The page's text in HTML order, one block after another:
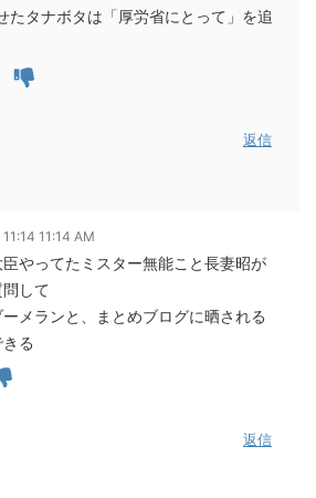
たタナボタは「厚労省にとって」を追
返信
11:14 AM
やってたミスター無能こと長妻昭が
問して
ーメランと、まとめブログに晒される
る
返信